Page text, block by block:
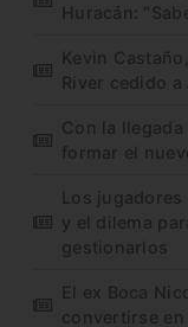
Huracán:
Kevin
River cedido
Con la
formar el
Los
y el dilema
gestionarlos
El ex Boca
convertirse